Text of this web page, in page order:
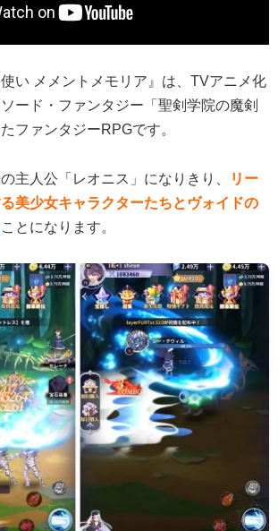
使い メメントメモリア』は、TVアニメ化
ード・ファンタジー「聖剣学院の魔剣
ファンタジーRPGです。
主人公「レオニス」になりきり、
リー
美少女キャラクターたちとヴォイドの
ことになります。